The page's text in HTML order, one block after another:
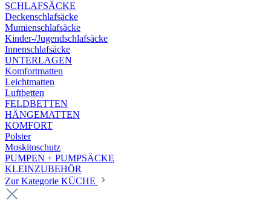
SCHLAFSÄCKE
Deckenschlafsäcke
Mumienschlafsäcke
Kinder-/Jugendschlafsäcke
Innenschlafsäcke
UNTERLAGEN
Komfortmatten
Leichtmatten
Luftbetten
FELDBETTEN
HÄNGEMATTEN
KOMFORT
Polster
Moskitoschutz
PUMPEN + PUMPSÄCKE
KLEINZUBEHÖR
Zur Kategorie KÜCHE